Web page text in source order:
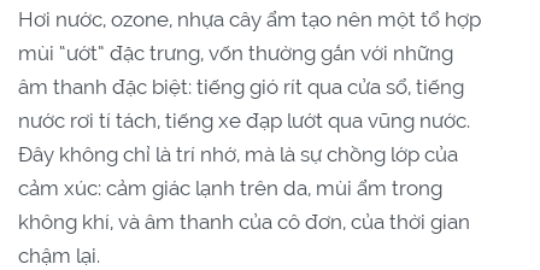
Hơi nước, ozone, nhựa cây ẩm tạo nên một tổ hợp
mùi “ướt” đặc trưng, vốn thường gắn với những
âm thanh đặc biệt: tiếng gió rít qua cửa sổ, tiếng
nước rơi tí tách, tiếng xe đạp lướt qua vũng nước.
Đây không chỉ là trí nhớ, mà là sự chồng lớp của
cảm xúc: cảm giác lạnh trên da, mùi ẩm trong
không khí, và âm thanh của cô đơn, của thời gian
chậm lại.